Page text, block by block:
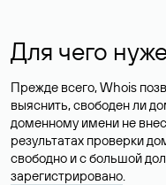
Для чего
Прежде всего, Whois
выяснить, свободен ли
доменному имени не
результатах проверки
свободно и с большой
зарегистрировано.